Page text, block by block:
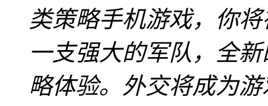
类策略手机游戏，你
一支强大的军队，全
略体验。外交将成为